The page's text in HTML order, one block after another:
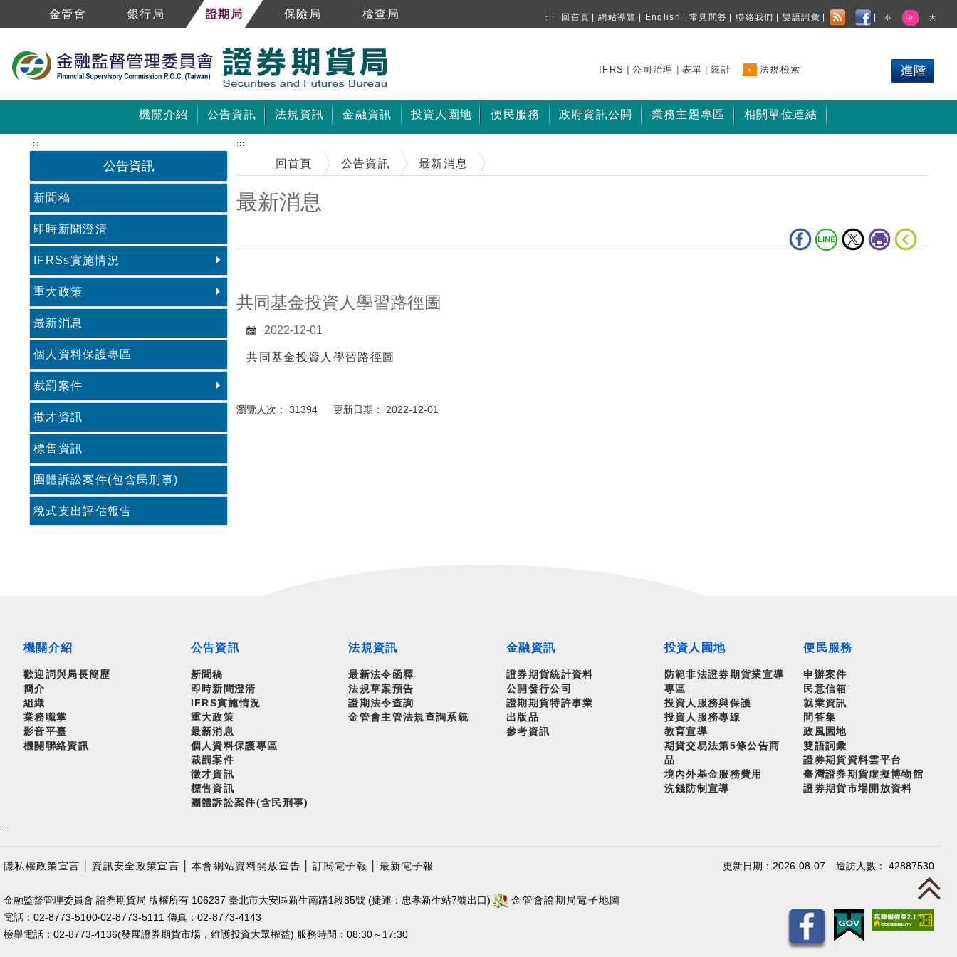
跳到主要內容區塊
金管會 銀行局 證期局 保險局 檢查局 ::: 回首頁 網站導覽 English 常見問答 聯絡我們 雙語詞彙 小 中 大
IFRS |公司治理 | 表單 |統計 法規檢索
機關介紹 公告資訊 法規資訊 金融資訊 投資人園地 便民服務 政府資訊公開 業務主題專區 相關單位連結
:::
公告資訊
新聞稿
即時新聞澄清
IFRSs實施情況
重大政策
最新消息
個人資料保護專區
裁罰案件
徵才資訊
標售資訊
團體訴訟案件(包含民刑事)
稅式支出評估報告
:::
回首頁 公告資訊 最新消息
最新消息
共同基金投資人學習路徑圖
2022-12-01
共同基金投資人學習路徑圖
瀏覽人次： 31394 更新日期： 2022-12-01
機關介紹
歡迎詞與局長簡歷
簡介
組織
業務職掌
影音平臺
機關聯絡資訊
公告資訊
新聞稿
即時新聞澄清
IFRS實施情況
重大政策
最新消息
個人資料保護專區
裁罰案件
徵才資訊
標售資訊
團體訴訟案件(含民刑事)
法規資訊
最新法令函釋
法規草案預告
證期法令查詢
金管會主管法規查詢系統
金融資訊
證券期貨統計資料
公開發行公司
證期期貨特許事業
出版品
參考資訊
投資人園地
防範非法證券期貨業宣導
專區
投資人服務與保護
投資人服務專線
教育宣導
期貨交易法第5條公告商
品
境內外基金服務費用
洗錢防制宣導
便民服務
申辦案件
民意信箱
就業資訊
問答集
政風園地
雙語詞彙
證券期貨資料雲平台
臺灣證券期貨虛擬博物館
證券期貨市場開放資料
:::
隱私權政策宣言 資訊安全政策宣言 │本會網站資料開放宣告 │訂閱電子報 │最新電子報 造訪人數： 42887530
更新日期：2026-08-07
金融監督管理委員會 證券期貨局 版權所有 106237 臺北市大安區新生南路1段85號 (捷運：忠孝新生站7號出口)
金管會證期局電子地圖
電話：02-8773-5100‧02-8773-5111 傳真：02-8773-4143
檢舉電話：02-8773-4136(發展證券期貨市場，維護投資大眾權益) 服務時間：08:30～17:30